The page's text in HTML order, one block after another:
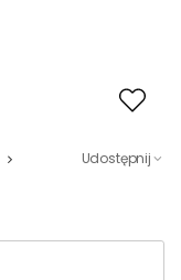
Udostępnij